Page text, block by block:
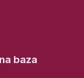
baza